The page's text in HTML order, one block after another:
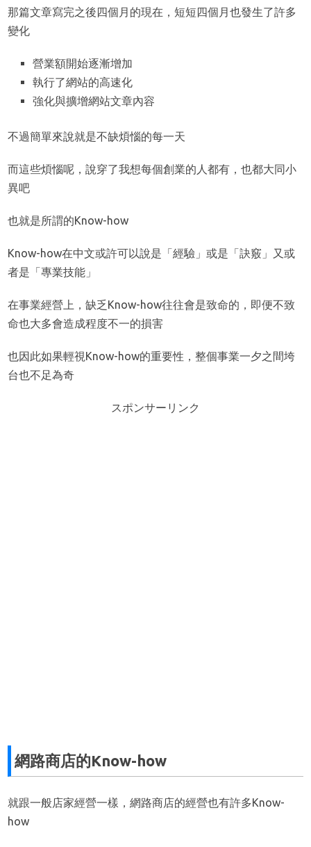
那篇文章寫完之後四個月的現在，短短四個月也發生了許多
變化
營業額開始逐漸增加
執行了網站的高速化
強化與擴增網站文章內容
不過簡單來說就是不缺煩惱的每一天
而這些煩惱呢，說穿了我想每個創業的人都有，也都大同小
異吧
也就是所謂的Know-how
Know-how在中文或許可以說是「經驗」或是「訣竅」又或
者是「專業技能」
在事業經營上，缺乏Know-how往往會是致命的，即便不致
命也大多會造成程度不一的損害
也因此如果輕視Know-how的重要性，整個事業一夕之間垮
台也不足為奇
スポンサーリンク
網路商店的Know-how
就跟一般店家經營一樣，網路商店的經營也有許多Know-
how